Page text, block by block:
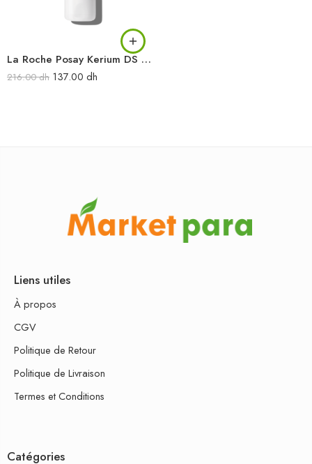
La Roche Posay Kerium DS Crème Visage Peau Sébosquameuse 40 ml
216.00dh 137.00 dh
Liens utiles
À propos
CGV
Politique de Retour
Politique de Livraison
Termes et Conditions
Catégories